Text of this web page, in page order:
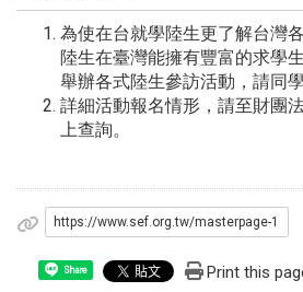
為使在台就學陸生更了解台灣
陸生在臺灣能擁有豐富的求學
舉辦各式陸生參訪活動，請同
詳細活動報名情形，請至財團
上查詢。
https://www.sef.org.tw/masterpage-1
Share Print this